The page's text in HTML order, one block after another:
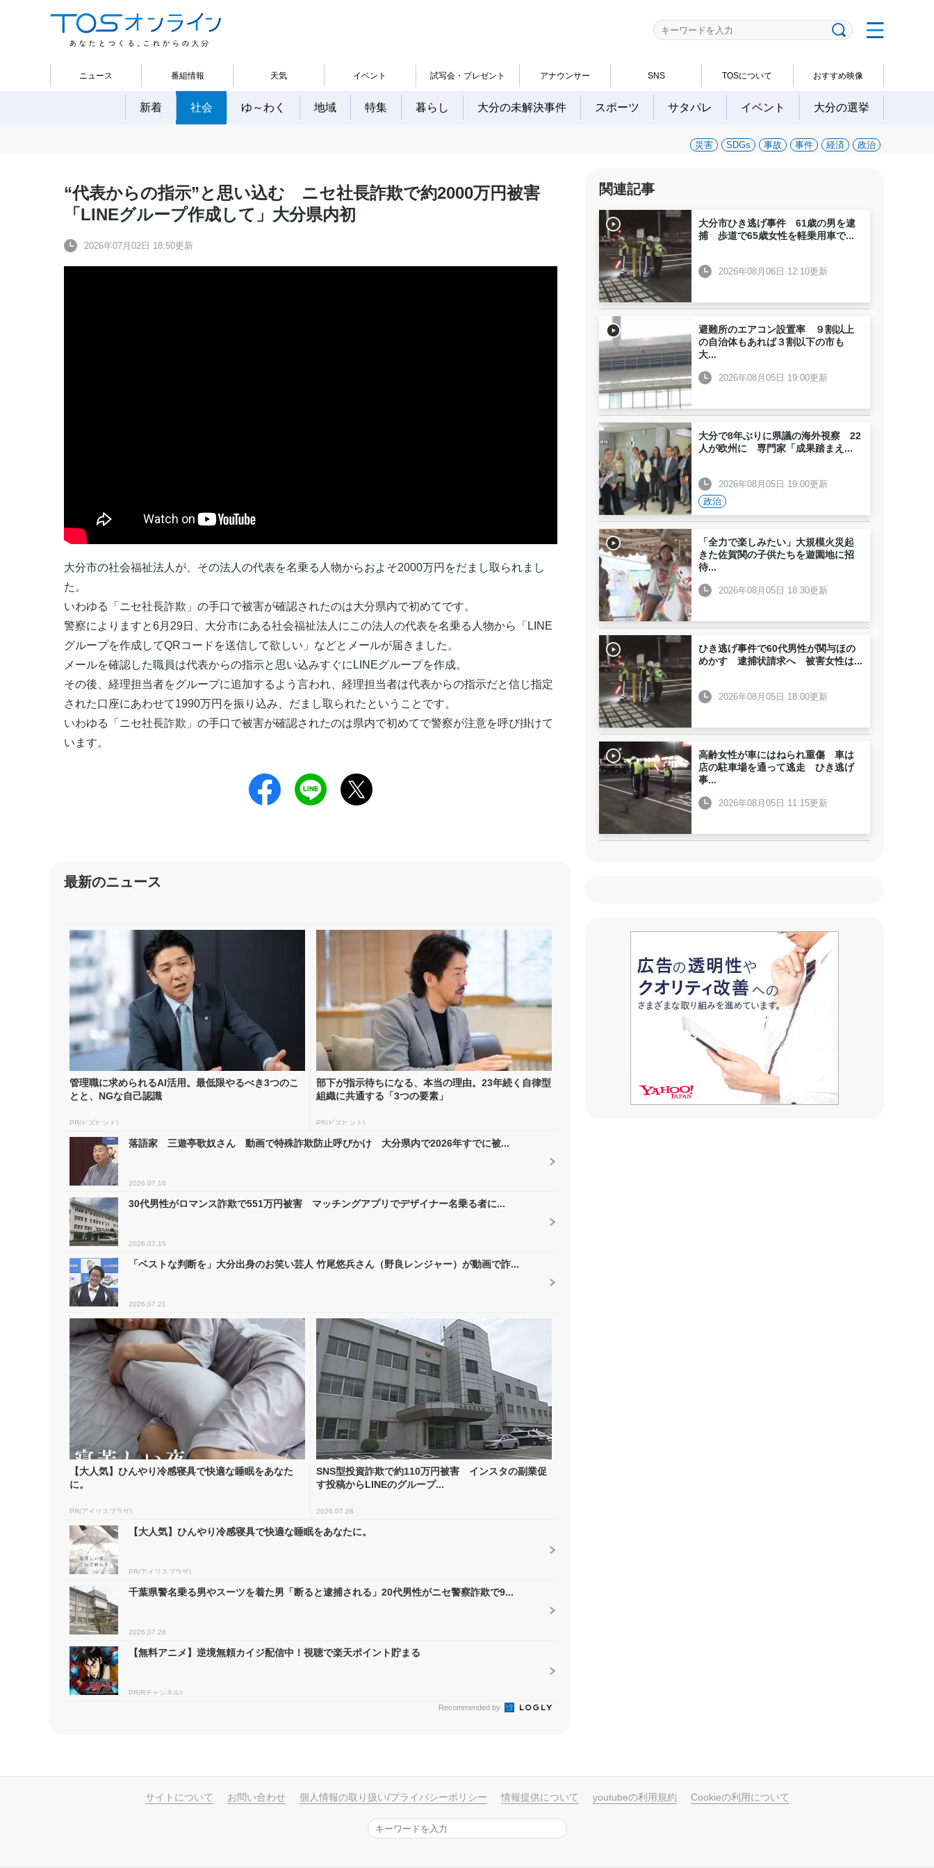
ニュース 番組情報 天気 イベント 試写会・プレゼント アナウンサー SNS TOSについて おすすめ映像
新着 社会 ゆ～わく 地域 特集 暮らし 大分の未解決事件 スポーツ サタパレ イベント 大分の選挙
災害 SDGs 事故 事件 経済 政治
“代表からの指示”と思い込む ニセ社長詐欺で約2000万円被害
「LINEグループ作成して」大分県内初
2026年07月02日 18:50更新
大分市の社会福祉法人が、その法人の代表を名乗る人物からおよそ2000万円をだまし取られまし
た。
いわゆる「ニセ社長詐欺」の手口で被害が確認されたのは大分県内で初めてです。
警察によりますと6月29日、大分市にある社会福祉法人にこの法人の代表を名乗る人物から「LINE
グループを作成してQRコードを送信して欲しい」などとメールが届きました。
メールを確認した職員は代表からの指示と思い込みすぐにLINEグループを作成。
その後、経理担当者をグループに追加するよう言われ、経理担当者は代表からの指示だと信じ指定
された口座にあわせて1990万円を振り込み、だまし取られたということです。
いわゆる「ニセ社長詐欺」の手口で被害が確認されたのは県内で初めてで警察が注意を呼び掛けて
います。
最新のニュース
管理職に求められるAI活用。最低限やるべき3つのこ
とと、NGな自己認識
PR(ビズヒント)
部下が指示待ちになる、本当の理由。23年続く自律型
組織に共通する「3つの要素」
PR(ビズヒント)
落語家 三遊亭歌奴さん 動画で特殊詐欺防止呼びかけ 大分県内で2026年すでに被...
2026.07.16
30代男性がロマンス詐欺で551万円被害 マッチングアプリでデザイナー名乗る者に...
2026.07.15
「ベストな判断を」大分出身のお笑い芸人 竹尾悠兵さん（野良レンジャー）が動画で詐...
2026.07.21
【大人気】ひんやり冷感寝具で快適な睡眠をあなた
に。
PR(アイリスプラザ)
SNS型投資詐欺で約110万円被害 インスタの副業促
す投稿からLINEのグループ...
2026.07.28
【大人気】ひんやり冷感寝具で快適な睡眠をあなたに。
PR(アイリスプラザ)
千葉県警名乗る男やスーツを着た男「断ると逮捕される」20代男性がニセ警察詐欺で9...
2026.07.28
【無料アニメ】逆境無頼カイジ配信中！視聴で楽天ポイント貯まる
PR(Rチャンネル)
Recommended by
関連記事
大分市ひき逃げ事件 61歳の男を逮
捕 歩道で65歳女性を軽乗用車で...
2026年08月06日 12:10更新
避難所のエアコン設置率 ９割以上
の自治体もあれば３割以下の市も
大...
2026年08月05日 19:00更新
大分で8年ぶりに県議の海外視察 22
人が欧州に 専門家「成果踏まえ ...
2026年08月05日 19:00更新
政治
「全力で楽しみたい」大規模火災起
きた佐賀関の子供たちを遊園地に招
待...
2026年08月05日 18:30更新
ひき逃げ事件で60代男性が関与ほの
めかす 逮捕状請求へ 被害女性は...
2026年08月05日 18:00更新
高齢女性が車にはねられ重傷 車は
店の駐車場を通って逃走 ひき逃げ
事...
2026年08月05日 11:15更新
サイトについて お問い合わせ 個人情報の取り扱い/プライバシーポリシー 情報提供について youtubeの利用規約 Cookieの利用について